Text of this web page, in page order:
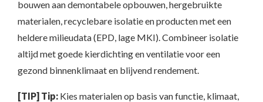
bouwen aan demontabele opbouwen, hergebruikte
materialen, recyclebare isolatie en producten met een
heldere milieudata (EPD, lage MKI). Combineer isolatie
altijd met goede kierdichting en ventilatie voor een
gezond binnenklimaat en blijvend rendement.
[TIP] Tip: Kies materialen op basis van functie, klimaat,